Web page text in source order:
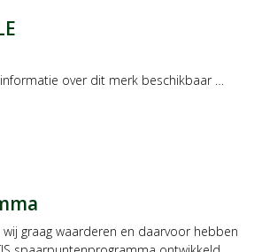
over dit merk beschikbaar …
graag waarderen en daarvoor hebben